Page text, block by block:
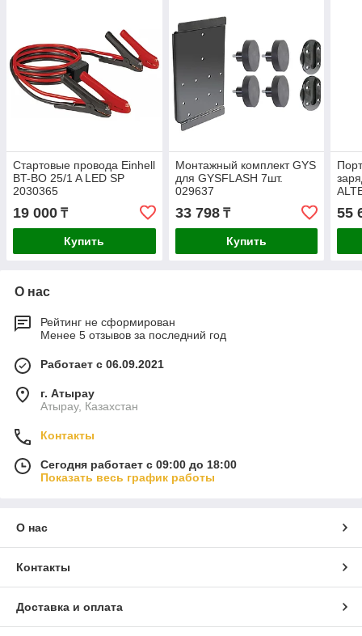
Стартовые провода Einhell
BT-BO 25/1 A LED SP
2030365
19 000 ₸
Купить
Монтажный комплект GYS
для GYSFLASH 7шт.
029637
33 798₸
Купить
55
О нас
Рейтинг не сформирован
Менее 5 отзывов за последний год
Работает с 06.09.2021
г. Атырау
Атырау, Казахстан
Контакты
Сегодня работает с 09:00 до 18:00
Показать весь график работы
О нас
Контакты
Доставка и оплата